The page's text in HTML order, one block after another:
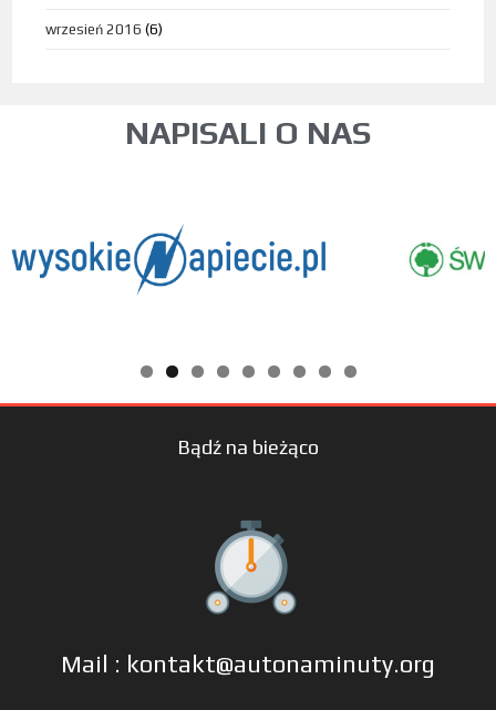
wrzesień 2016 (6)
NAPISALI O NAS
Bądź na bieżąco
Mail : kontakt@autonaminuty.org